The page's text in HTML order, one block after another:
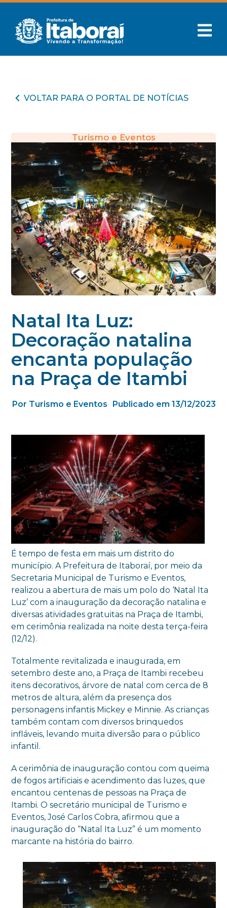
VOLTAR PARA O PORTAL DE NOTÍCIAS
Turismo e Eventos
Natal Ita Luz:
Decoração natalina
encanta população
na Praça de Itambi
Por Turismo e Eventos Publicado em 13/12/2023
É tempo de festa em mais um distrito do
município. A Prefeitura de Itaboraí, por meio da
Secretaria Municipal de Turismo e Eventos,
realizou a abertura de mais um polo do ‘Natal Ita
Luz’ com a inauguração da decoração natalina e
diversas atividades gratuitas na Praça de Itambi,
em cerimônia realizada na noite desta terça-feira
(12/12).
Totalmente revitalizada e inaugurada, em
setembro deste ano, a Praça de Itambi recebeu
itens decorativos, árvore de natal com cerca de 8
metros de altura, além da presença dos
personagens infantis Mickey e Minnie. As crianças
também contam com diversos brinquedos
infláveis, levando muita diversão para o público
infantil.
A cerimônia de inauguração contou com queima
de fogos artificiais e acendimento das luzes, que
encantou centenas de pessoas na Praça de
Itambi. O secretário municipal de Turismo e
Eventos, José Carlos Cobra, afirmou que a
inauguração do “Natal Ita Luz” é um momento
marcante na história do bairro.